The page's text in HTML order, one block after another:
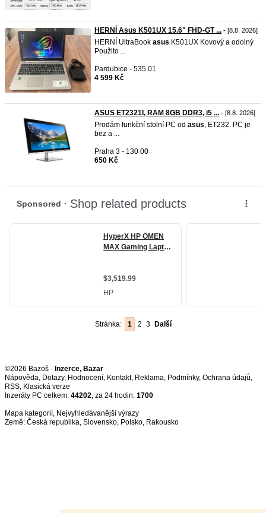
HERNÍ Asus K501UX 15.6" FHD-GT ... - [8.8. 2026]
HERNÍ UltraBook asus K501UX Kovový a odolný
Použito ...
Pardubice - 535 01
4 599 Kč
ASUS ET2321I, RAM 8GB DDR3, i5 ... - [8.8. 2026]
Prodám funkční stolní PC od asus, ET232. PC je
bez a ...
Praha 3 - 130 00
650 Kč
Stránka: 1 2 3 Další
©2026 Bazoš - Inzerce, Bazar
Nápověda, Dotazy, Hodnocení, Kontakt, Reklama, Podmínky, Ochrana údajů,
RSS,
Inzeráty PC celkem: 44202, za 24 hodin: 1700
Mapa kategorií, Nejvyhledávanější výrazy
Země: Česká republika, Slovensko, Polsko, Rakousko